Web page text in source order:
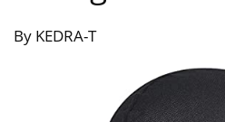
By KEDRA-T